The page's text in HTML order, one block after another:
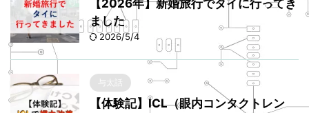
【2026年】新婚旅行でタイに行ってき
ました
2026/5/4
与太話
【体験記】ICL（眼内コンタクトレン